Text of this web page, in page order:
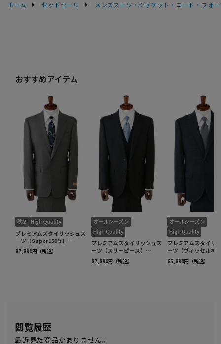
ホーム
セットセール メンズスーツ・ジャケット・コート・フォ
閲覧履歴
最近見た商品がありません。